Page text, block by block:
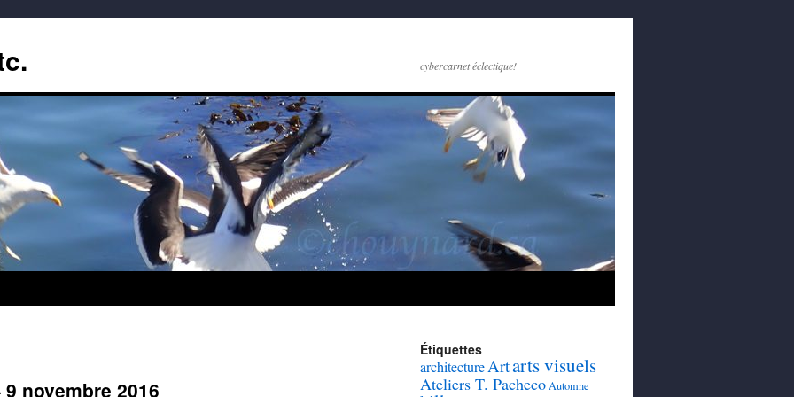
cybercarnet éclectique!
novembre 2016
Étiquettes
architectureArtarts visuels
Ateliers T. Pacheco Automne